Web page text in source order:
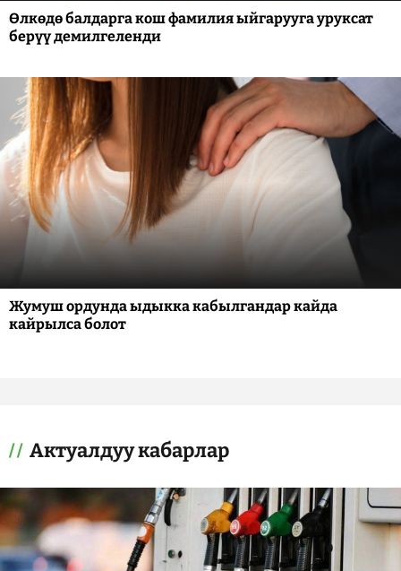
Өлкөдө балдарга кош фамилия ыйгарууга уруксат
берүү демилгеленди
Жумуш ордунда ыдыкка кабылгандар кайда
кайрылса болот
Актуалдуу кабарлар